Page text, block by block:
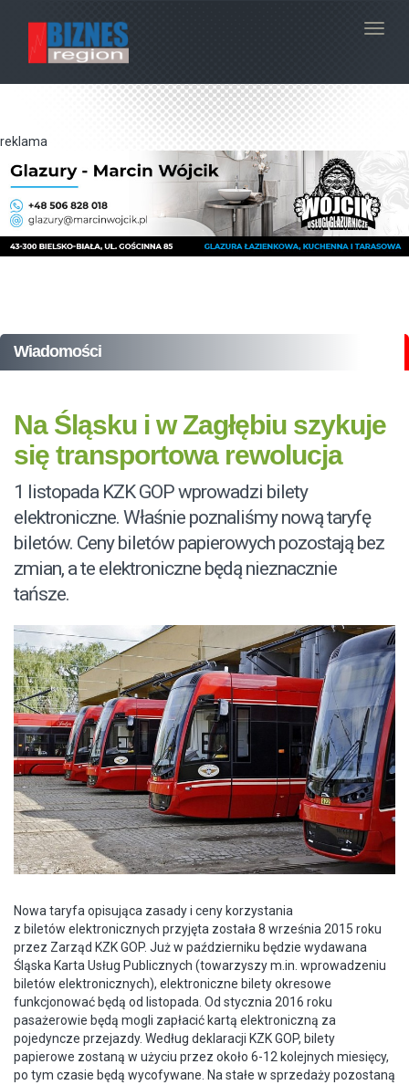
reklama
Wiadomości
Na Śląsku i w Zagłębiu szykuje
się transportowa rewolucja
1 listopada KZK GOP wprowadzi bilety
elektroniczne. Właśnie poznaliśmy nową taryfę
biletów. Ceny biletów papierowych pozostają bez
zmian, a te elektroniczne będą nieznacznie
tańsze.
Nowa taryfa opisująca zasady i ceny korzystania
z biletów elektronicznych przyjęta została 8 września 2015 roku
przez Zarząd KZK GOP. Już w październiku będzie wydawana
Śląska Karta Usług Publicznych (towarzyszy m.in. wprowadzeniu
biletów elektronicznych), elektroniczne bilety okresowe
funkcjonować będą od listopada. Od stycznia 2016 roku
pasażerowie będą mogli zapłacić kartą elektroniczną za
pojedyncze przejazdy. Według deklaracji KZK GOP, bilety
papierowe zostaną w użyciu przez około 6-12 kolejnych miesięcy,
po tym czasie będą wycofywane. Na stałe w sprzedaży pozostaną